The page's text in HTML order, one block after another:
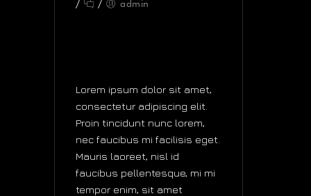
/
/ admin
Lorem ipsum dolor sit amet,
consectetur adipiscing elit.
Proin tincidunt nunc lorem,
nec faucibus mi facilisis eget.
Mauris laoreet, nisl id
faucibus pellentesque, mi mi
tempor enim, sit amet